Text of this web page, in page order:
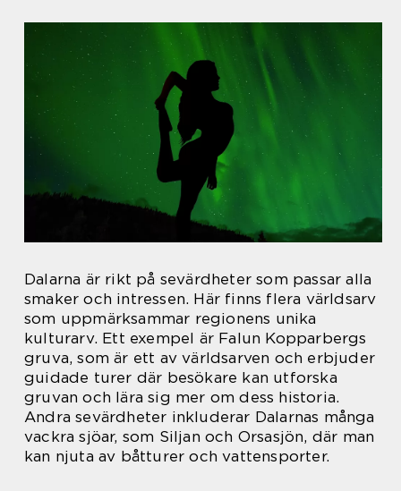
Dalarna är rikt på sevärdheter som passar alla
smaker och intressen. Här finns flera världsarv
som uppmärksammar regionens unika
kulturarv. Ett exempel är Falun Kopparbergs
gruva, som är ett av världsarven och erbjuder
guidade turer där besökare kan utforska
gruvan och lära sig mer om dess historia.
Andra sevärdheter inkluderar Dalarnas många
vackra sjöar, som Siljan och Orsasjön, där man
kan njuta av båtturer och vattensporter.